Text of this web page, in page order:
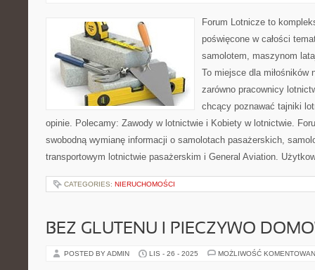
Forum Lotnicze to
poświęcone w całości
samolotem, maszynom
To miejsce dla miłośników
zarówno pracownicy
chcący poznawać tajniki
opinie. Polecamy: Zawody w lotnictwie i Kobiety w lotnictwie.
swobodną wymianę informacji o samolotach pasażerskich,
transportowym lotnictwie pasażerskim i General Aviation.
CATEGORIES: NIERUCHOMOŚCI
BEZ GLUTENU I PIECZYWO
POSTED BY ADMIN LIS - 26 - 2025 MOŻLIWOŚĆ